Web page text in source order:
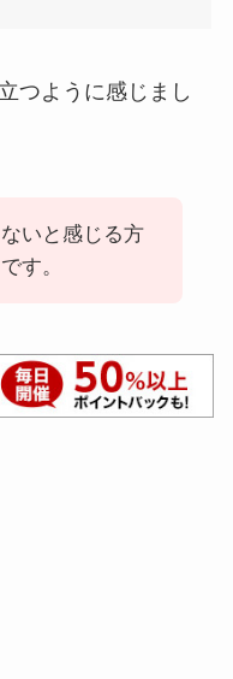
つように感じまし
いと感じる方
す。